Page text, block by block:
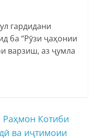
гардидани
ба “Рӯзи ҷаҳонии
варзиш, аз ҷумла
Котиби
ва иҷтимоии